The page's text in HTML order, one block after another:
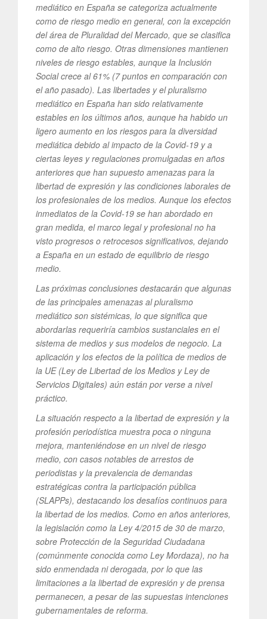
mediático en España se categoriza actualmente
como de riesgo medio en general, con la excepción
del área de Pluralidad del Mercado, que se clasifica
como de alto riesgo. Otras dimensiones mantienen
niveles de riesgo estables, aunque la Inclusión
Social crece al 61% (7 puntos en comparación con
el año pasado). Las libertades y el pluralismo
mediático en España han sido relativamente
estables en los últimos años, aunque ha habido un
ligero aumento en los riesgos para la diversidad
mediática debido al impacto de la Covid-19 y a
ciertas leyes y regulaciones promulgadas en años
anteriores que han supuesto amenazas para la
libertad de expresión y las condiciones laborales de
los profesionales de los medios. Aunque los efectos
inmediatos de la Covid-19 se han abordado en
gran medida, el marco legal y profesional no ha
visto progresos o retrocesos significativos, dejando
a España en un estado de equilibrio de riesgo
medio.
Las próximas conclusiones destacarán que algunas
de las principales amenazas al pluralismo
mediático son sistémicas, lo que significa que
abordarlas requeriría cambios sustanciales en el
sistema de medios y sus modelos de negocio. La
aplicación y los efectos de la política de medios de
la UE (Ley de Libertad de los Medios y Ley de
Servicios Digitales) aún están por verse a nivel
práctico.
La situación respecto a la libertad de expresión y la
profesión periodística muestra poca o ninguna
mejora, manteniéndose en un nivel de riesgo
medio, con casos notables de arrestos de
periodistas y la prevalencia de demandas
estratégicas contra la participación pública
(SLAPPs), destacando los desafíos continuos para
la libertad de los medios. Como en años anteriores,
la legislación como la Ley 4/2015 de 30 de marzo,
sobre Protección de la Seguridad Ciudadana
(comúnmente conocida como Ley Mordaza), no ha
sido enmendada ni derogada, por lo que las
limitaciones a la libertad de expresión y de prensa
permanecen, a pesar de las supuestas intenciones
gubernamentales de reforma.